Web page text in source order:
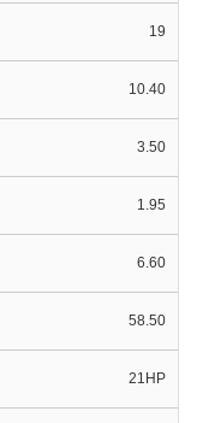
19
10.40
3.50
1.95
6.60
58.50
21HP